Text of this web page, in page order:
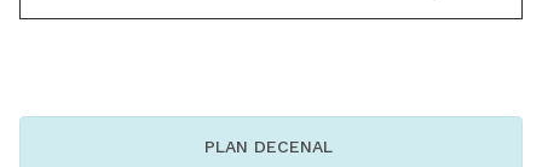
PLAN DECENAL